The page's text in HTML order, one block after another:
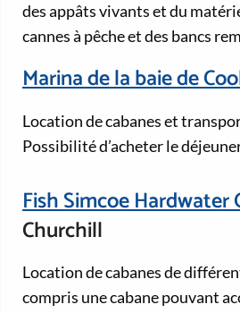
des appâts vivants et du
cannes à pêche et des bancs
Marina de la baie de
Location de cabanes et
Possibilité d’acheter le
Fish Simcoe
Churchill
Location de cabanes de
compris une cabane pouvant